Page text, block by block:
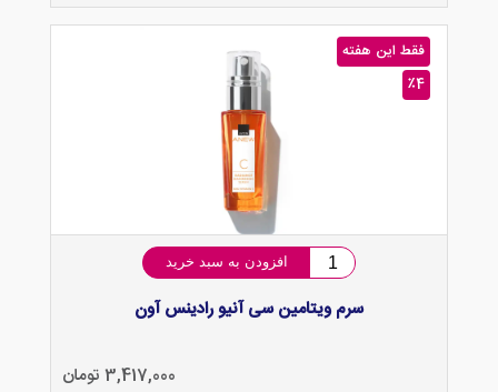
٪4
فقط این هفته
افزودن به سبد خرید
سرم ویتامین سی آنیو رادینس آون
3,417,000 تومان